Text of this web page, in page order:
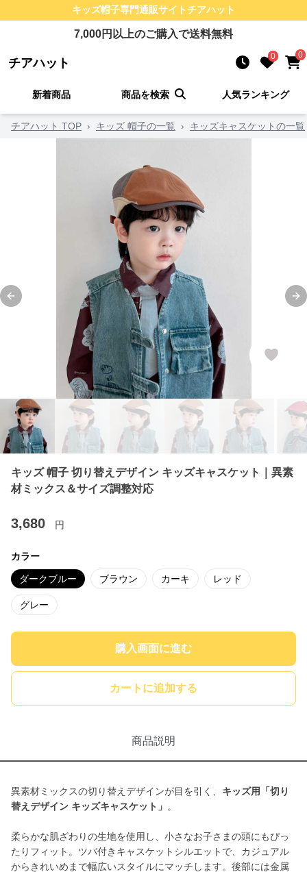
キッズ帽子専門通販サイトチアハット
7,000円以上のご購入で送料無料
チアハット 0 0
新着商品 商品を検索 人気ランキング
チアハット TOP › キッズ 帽子の一覧 › キッズキャスケットの一覧
Previous slide
キッズ 帽子 切り替えデザイン キッズキャスケット｜異素
材ミックス＆サイズ調整対応
3,680 円
カラー
ダークブルー ブラウン カーキ レッド
グレー
購入画面に進む
カートに追加する
商品説明
異素材ミックスの切り替えデザインが目を引く、 キッズ用「切り
替えデザイン キッズキャスケット」 。
柔らかな肌ざわりの生地を使用し、小さなお子さまの頭にもぴっ
たりフィット。ツバ付きキャスケットシルエットで、カジュアル
からきれいめまで幅広いスタイルにマッチします。後部には金属